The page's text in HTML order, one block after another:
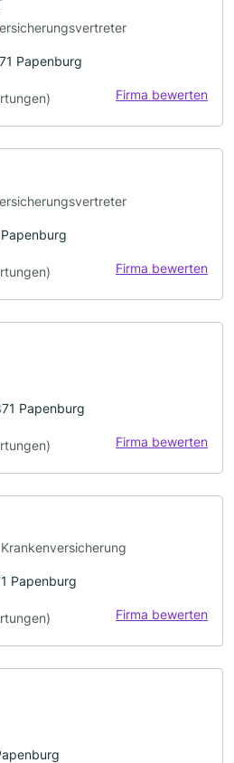
Papenburg
Firma bewerten
Firma bewerten
Papenburg
Firma bewerten
Papenburg
Firma bewerten